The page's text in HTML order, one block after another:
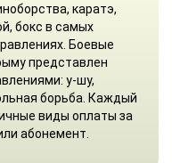
каратэ,
бокс в самых
Боевые
представлен
у-шу,
борьба. Каждый
виды оплаты за
абонемент.